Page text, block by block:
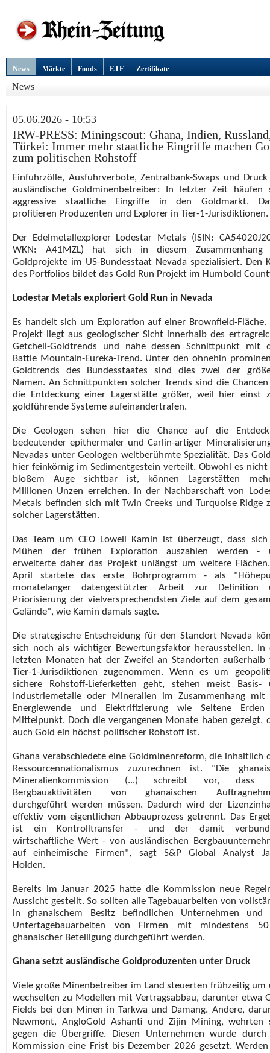
News Märkte Fonds ETF Zertifikate
News
05.06.2026 - 10:53
IRW-PRESS: Miningscout: Ghana, Indien,
Türkei: Immer mehr staatliche Eingriffe machen
zum politischen Rohstoff
Einfuhrzölle, Ausfuhrverbote, Zentralbank-Swaps und
ausländische Goldminenbetreiber: In letzter Zeit häufen
aggressive staatliche Eingriffe in den Goldmarkt.
profitieren Produzenten und Explorer in Tier-1-Jurisdiktionen.
Der Edelmetallexplorer Lodestar Metals (ISIN:
WKN: A41MZL) hat sich in diesem Zusammenhang
Goldprojekte im US-Bundesstaat Nevada spezialisiert. Den
des Portfolios bildet das Gold Run Projekt im Humbold
Lodestar Metals exploriert Gold Run in Nevada
Es handelt sich um Exploration auf einer Brownfield-Fläche.
Projekt liegt aus geologischer Sicht innerhalb des
Getchell-Goldtrends und nahe dessen Schnittpunkt mit
Battle Mountain-Eureka-Trend. Unter den ohnehin
Goldtrends des Bundesstaates sind dies zwei der
Namen. An Schnittpunkten solcher Trends sind die
die Entdeckung einer Lagerstätte größer, weil hier einst
goldführende Systeme aufeinandertrafen.
Die Geologen sehen hier die Chance auf die
bedeutender epithermaler und Carlin-artiger
Nevadas unter Geologen weltberühmte Spezialität. Das
hier feinkörnig im Sedimentgestein verteilt. Obwohl es
bloßem Auge sichtbar ist, können Lagerstätten
Millionen Unzen erreichen. In der Nachbarschaft von
Metals befinden sich mit Twin Creeks und Turquoise Ridge
solcher Lagerstätten.
Das Team um CEO Lowell Kamin ist überzeugt, dass
Mühen der frühen Exploration auszahlen werden -
erweiterte daher das Projekt unlängst um weitere
April startete das erste Bohrprogramm - als
monatelanger datengestützter Arbeit zur Definition
Priorisierung der vielversprechendsten Ziele auf dem
Gelände", wie Kamin damals sagte.
Die strategische Entscheidung für den Standort Nevada
sich noch als wichtiger Bewertungsfaktor herausstellen. In
letzten Monaten hat der Zweifel an Standorten außerhalb
Tier-1-Jurisdiktionen zugenommen. Wenn es um
sichere Rohstoff-Lieferketten geht, stehen meist Basis-
Industriemetalle oder Mineralien im Zusammenhang mit
Energiewende und Elektrifizierung wie Seltene
Mittelpunkt. Doch die vergangenen Monate haben gezeigt,
auch Gold ein höchst politischer Rohstoff ist.
Ghana verabschiedete eine Goldminenreform, die inhaltlich
Ressourcennationalismus zuzurechnen ist. "Die
Mineralienkommission (...) schreibt vor, dass
Bergbauaktivitäten von ghanaischen
durchgeführt werden müssen. Dadurch wird der
effektiv vom eigentlichen Abbauprozess getrennt. Das
ist ein Kontrolltransfer - und der damit
wirtschaftliche Wert - von ausländischen
auf einheimische Firmen", sagt S&P Global Analyst
Holden.
Bereits im Januar 2025 hatte die Kommission neue
Aussicht gestellt. So sollten alle Tagebauarbeiten von
in ghanaischem Besitz befindlichen Unternehmen und
Untertagebauarbeiten von Firmen mit mindestens
ghanaischer Beteiligung durchgeführt werden.
Ghana setzt ausländische Goldproduzenten unter Druck
Viele große Minenbetreiber im Land steuerten frühzeitig um
wechselten zu Modellen mit Vertragsabbau, darunter etwa
Fields bei den Minen in Tarkwa und Damang. Andere,
Newmont, AngloGold Ashanti und Zijin Mining, wehrten
gegen die Übergriffe. Diesen Unternehmen wurde durch
Kommission eine Frist bis Dezember 2026 gesetzt.